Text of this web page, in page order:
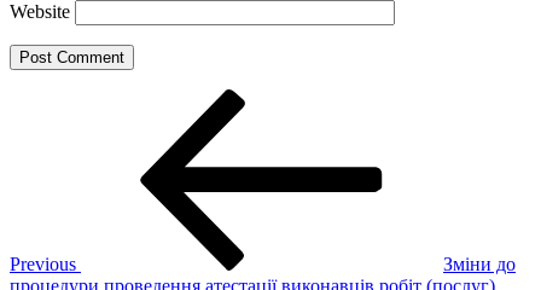
Website
Previous
Зміни до